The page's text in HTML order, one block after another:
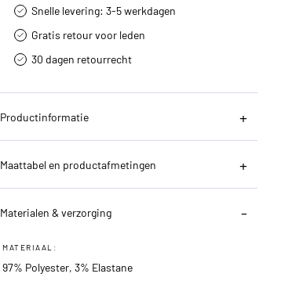
Snelle levering: 3-5 werkdagen
Gratis retour voor leden
30 dagen retourrecht­
Productinformatie
Maattabel en productafmetingen
Materialen & verzorging
MATERIAAL:
97% Polyester, 3% Elastane